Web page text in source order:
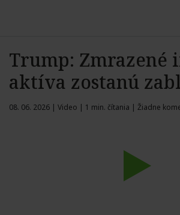
Trump: Zmrazené
aktíva zostanú
08. 06. 2026 | Video | 1 min. čítania | Žiadne